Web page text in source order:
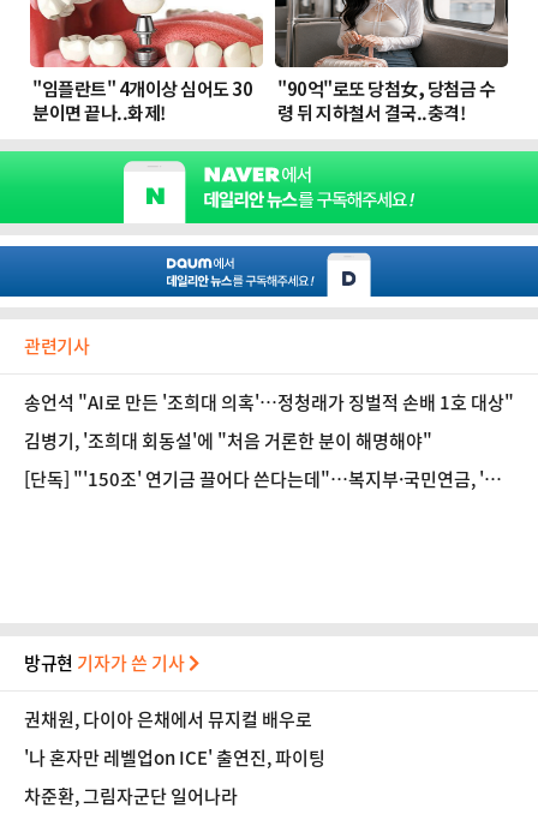
관련기사
송언석 "AI로 만든 '조희대 의혹'…정청래가 징벌적 손배 1호 대상"
김병기, '조희대 회동설'에 "처음 거론한 분이 해명해야"
[단독] "'150조' 연기금 끌어다 쓴다는데"…복지부·국민연금, '모
방규현 기자가 쓴 기사
권채원, 다이아 은채에서 뮤지컬 배우로
'나 혼자만 레벨업on ICE' 출연진, 파이팅
차준환, 그림자군단 일어나라